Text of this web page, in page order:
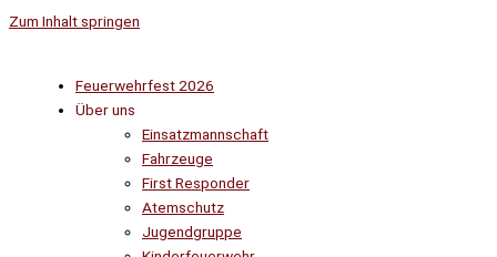
Zum Inhalt springen
Feuerwehrfest 2026
Über uns
Einsatzmannschaft
Fahrzeuge
First Responder
Atemschutz
Jugendgruppe